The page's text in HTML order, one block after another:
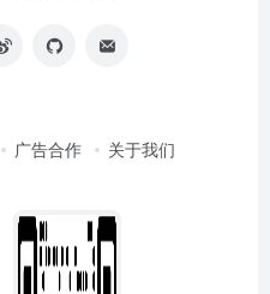
广告合作 关于我们